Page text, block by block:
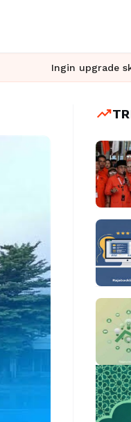
Ingin upgrade skill tanpa
trending_up